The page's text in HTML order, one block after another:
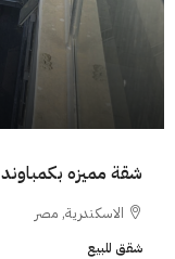
شقة مميزه بكمباوند 194m Grand View smouha
الاسكندرية, مصر
شقق للبيع